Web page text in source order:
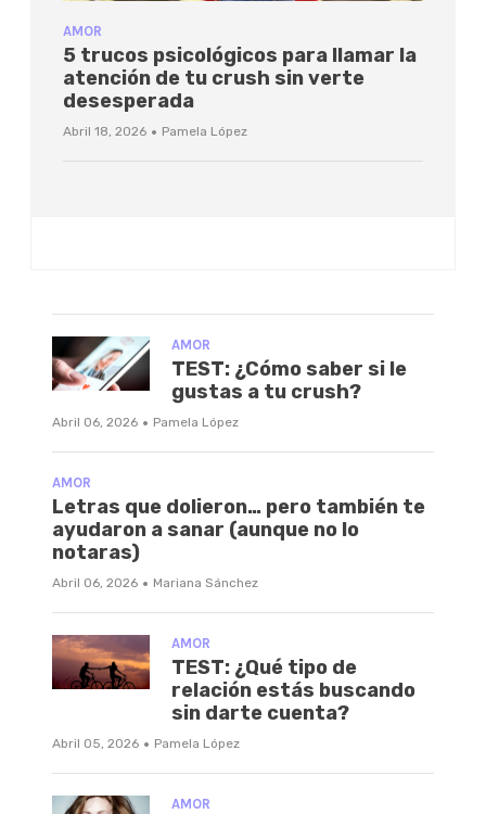
AMOR
5 trucos psicológicos para llamar la
atención de tu crush sin verte
desesperada
Abril 18, 2026 · Pamela López
AMOR
TEST: ¿Cómo saber si le
gustas a tu crush?
Abril 06, 2026 · Pamela López
AMOR
Letras que dolieron… pero también te
ayudaron a sanar (aunque no lo
notaras)
Abril 06, 2026 · Mariana Sánchez
AMOR
TEST: ¿Qué tipo de
relación estás buscando
sin darte cuenta?
Abril 05, 2026 · Pamela López
AMOR